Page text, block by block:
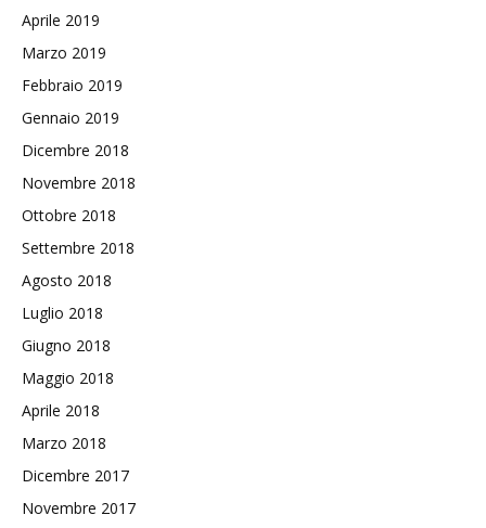
Aprile 2019
Marzo 2019
Febbraio 2019
Gennaio 2019
Dicembre 2018
Novembre 2018
Ottobre 2018
Settembre 2018
Agosto 2018
Luglio 2018
Giugno 2018
Maggio 2018
Aprile 2018
Marzo 2018
Dicembre 2017
Novembre 2017